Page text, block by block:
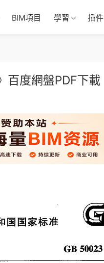
BIM項目 學習 插件
度網盤PDF下載